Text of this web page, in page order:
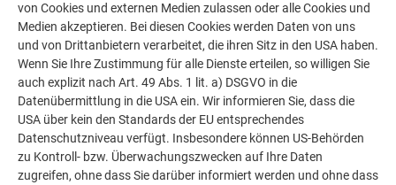
Die PREFA Referenzgalerie zeigt, wie vielseitig
Aluminium eingesetzt werden kann. Entdecken Sie
weitere beeindruckende Projekte mit den langlebigen
PREFA Aluminiumlösungen für Dach, Solar und
Fassade.
MEHR REFERENZEN ANSEHEN
von Cookies und externen Medien zulassen oder alle Cookies und
Medien akzeptieren. Bei diesen Cookies werden Daten von uns
und von Drittanbietern verarbeitet, die ihren Sitz in den USA haben.
Wenn Sie Ihre Zustimmung für alle Dienste erteilen, so willigen Sie
auch explizit nach Art. 49 Abs. 1 lit. a) DSGVO in die
Datenübermittlung in die USA ein. Wir informieren Sie, dass die
USA über kein den Standards der EU entsprechendes
Datenschutzniveau verfügt. Insbesondere können US-Behörden
zu Kontroll- bzw. Überwachungszwecken auf Ihre Daten
zugreifen, ohne dass Sie darüber informiert werden und ohne dass